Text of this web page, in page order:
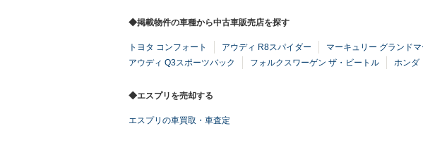
◆掲載物件の車種から中古車販売店を探す
トヨタ コンフォート アウディ R8スパイダー マーキュリー グランド
アウディ Q3スポーツバック
フォルクスワーゲン ザ・ビートル ホンダ
◆エスプリを売却する
エスプリの車買取・車査定